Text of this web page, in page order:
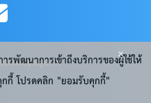
รพัฒนาการเข้าถึงบริการของผู้ใช้ให้
กกี้ โปรดคลิก "ยอมรับคุกกี้"
x